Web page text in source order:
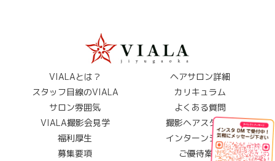
VIALAとは？
ヘアサロン詳細
スタッフ目線のVIALA
カリキュラム
サロン雰囲気
よくある質問
VIALA撮影会見学
撮影ヘアスタイル
福利厚生
インターンシップ
募集要項
ご優待案内